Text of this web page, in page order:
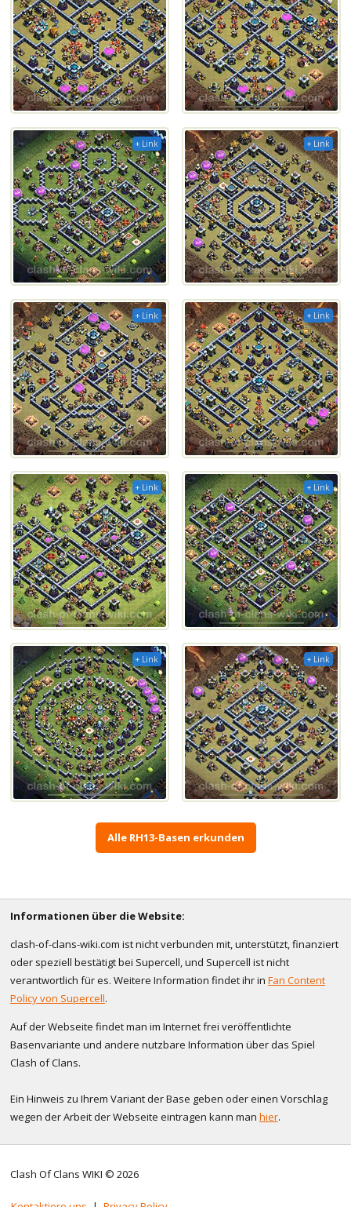
+ Link + Link
+ Link + Link
+ Link + Link
+ Link + Link
Alle RH13-Basen erkunden
Informationen über die Website:
clash-of-clans-wiki.com ist nicht verbunden mit, unterstützt, finanziert
oder speziell bestätigt bei Supercell, und Supercell ist nicht
verantwortlich für es. Weitere Information findet ihr in Fan Content
Policy von Supercell.
Auf der Webseite findet man im Internet frei veröffentlichte
Basenvariante und andere nutzbare Information über das Spiel
Clash of Clans.
Ein Hinweis zu Ihrem Variant der Base geben oder einen Vorschlag
wegen der Arbeit der Webseite eintragen kann man hier.
Clash Of Clans WIKI © 2026